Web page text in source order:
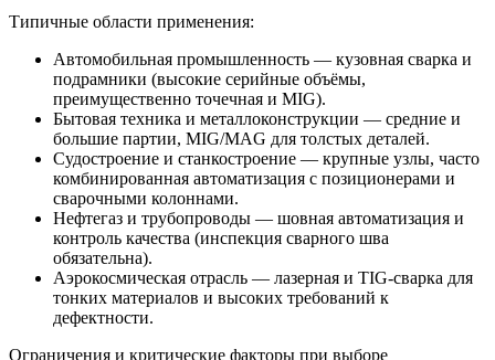
Типичные области применения:
Автомобильная промышленность — кузовная сварка и
подрамники (высокие серийные объёмы,
преимущественно точечная и MIG).
Бытовая техника и металлоконструкции — средние и
большие партии, MIG/MAG для толстых деталей.
Судостроение и станкостроение — крупные узлы, часто
комбинированная автоматизация с позиционерами и
сварочными колоннами.
Нефтегаз и трубопроводы — шовная автоматизация и
контроль качества (инспекция сварного шва
обязательна).
Аэрокосмическая отрасль — лазерная и TIG‑сварка для
тонких материалов и высоких требований к
дефектности.
Ограничения и критические факторы при выборе